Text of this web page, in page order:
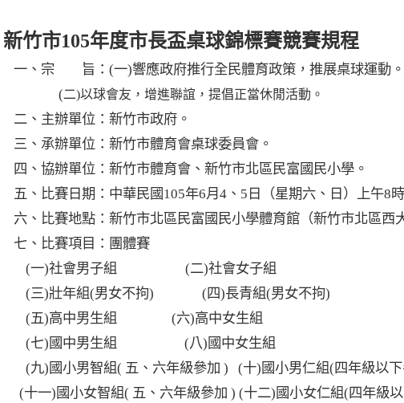
新竹市105年度市長盃桌球錦標賽競賽規程
一、宗 旨：(一)響應政府推行全民體育政策，推展桌球運動。
(二)以球會友，增進聯誼，提倡正當休閒活動。
二、主辦單位：新竹市政府。
三、承辦單位：新竹市體育會桌球委員會。
四、協辦單位：新竹市體育會、新竹市北區民富國民小學。
五、比賽日期：中華民國105年6月4 、 5 日（星期六、日）上午8
六、比賽地點：新竹市北區民富國民小學體育館（新竹市北區西
七、比賽項目：團體賽
(一)社會男子組 (二)社會女子組
(三)壯年組(男女不拘) (四)長青組(男女不拘)
(五)高中男生組 (六)高中女生組
(七) 國中男生組 (八) 國中女生組
(九) 國小男智組( 五、六年級參加 ) (十) 國小男仁組(四年級以
(十一) 國小女智組( 五、六年級參加 ) (十二) 國小女仁組(四年級